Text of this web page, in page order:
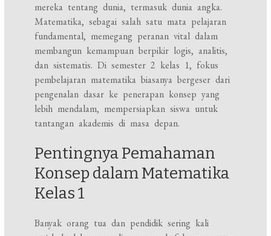
mereka tentang dunia, termasuk dunia angka.
Matematika, sebagai salah satu mata pelajaran
fundamental, memegang peranan vital dalam
membangun kemampuan berpikir logis, analitis,
dan sistematis. Di semester 2 kelas 1, fokus
pembelajaran matematika biasanya bergeser dari
pengenalan dasar ke penerapan konsep yang
lebih mendalam, mempersiapkan siswa untuk
tantangan akademis di masa depan.
Pentingnya Pemahaman
Konsep dalam Matematika
Kelas 1
Banyak orang tua dan pendidik sering kali